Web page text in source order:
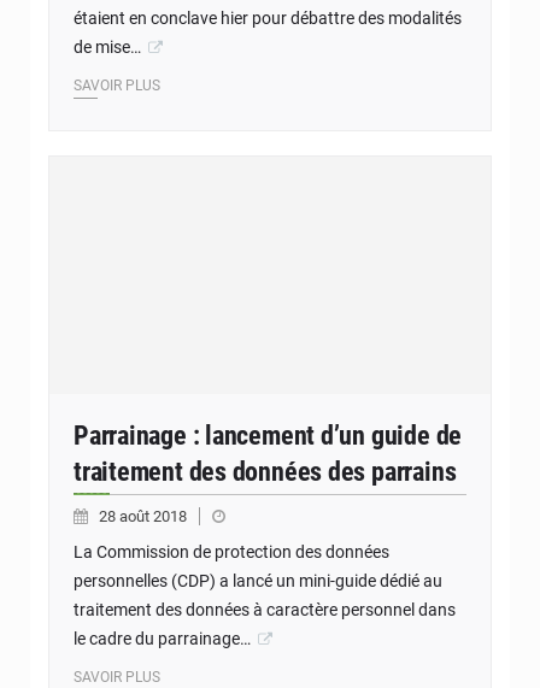
étaient en conclave hier pour débattre des modalités
de mise…
SAVOIR PLUS
Parrainage : lancement d’un guide de
traitement des données des parrains
28 août 2018
La Commission de protection des données
personnelles (CDP) a lancé un mini-guide dédié au
traitement des données à caractère personnel dans
le cadre du parrainage…
SAVOIR PLUS